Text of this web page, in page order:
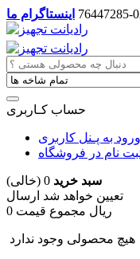
اینستاگرام ما
حساب کـاربری
ورود به پـنل کاربری
نام در فروشگاه
سبد خرید 0 (خالی)
تعیین خواهد شد ارسال
0 ریال مجموع قیمت
هیچ محصولی وجود ندارد